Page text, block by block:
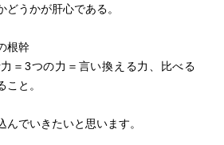
どうかが肝心である。
根幹
＝3つの力＝言い換える力、比べる
と。
でいきたいと思います。